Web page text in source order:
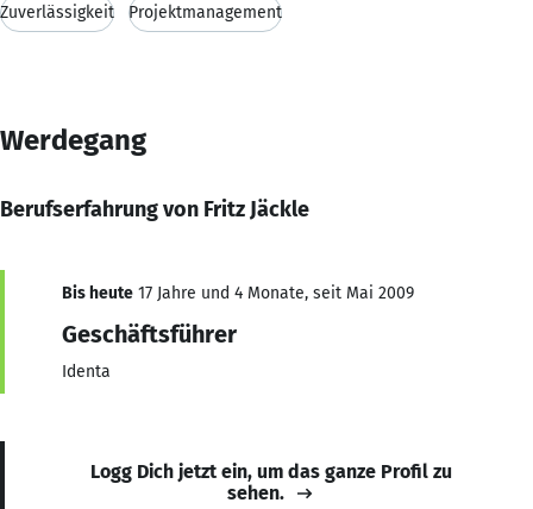
Zuverlässigkeit Projektmanagement
Werdegang
Berufserfahrung von Fritz Jäckle
Bis heute 17 Jahre und 4 Monate, seit Mai 2009
Geschäftsführer
Identa
Logg Dich jetzt ein, um das ganze Profil zu
sehen.